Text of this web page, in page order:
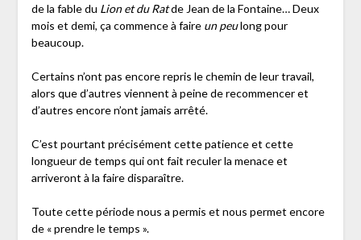
de la fable du Lion et du Ratde Jean de la Fontaine… Deux
mois et demi, ça commence à faire un peulong pour
beaucoup.
Certains n’ont pas encore repris le chemin de leur travail,
alors que d’autres viennent à peine de recommencer et
d’autres encore n’ont jamais arrêté.
C’est pourtant précisément cette patience et cette
longueur de temps qui ont fait reculer la menace et
arriveront à la faire disparaître.
Toute cette période nous a permis et nous permet encore
de « prendre le temps ».